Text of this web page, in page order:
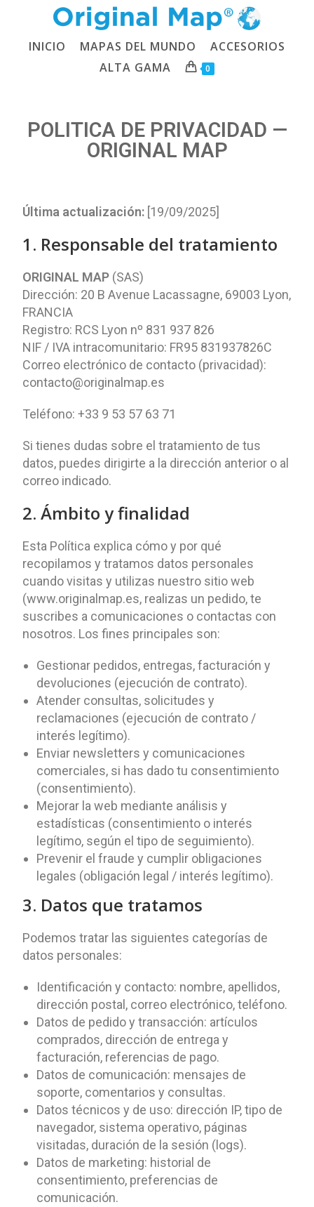
INICIO MAPAS DEL MUNDO
ACCESORIOS
ALTA GAMA
0
POLITICA DE PRIVACIDAD —
ORIGINAL MAP
Última actualización: [19/09/2025]
1. Responsable del tratamiento
ORIGINAL MAP (SAS)
Dirección: 20 B Avenue Lacassagne, 69003 Lyon,
FRANCIA
Registro: RCS Lyon nº 831 937 826
NIF / IVA intracomunitario: FR95 831937826C
Correo electrónico de contacto (privacidad):
contacto@originalmap.es
Teléfono: +33 9 53 57 63 71
Si tienes dudas sobre el tratamiento de tus
datos, puedes dirigirte a la dirección anterior o al
correo indicado.
2. Ámbito y finalidad
Esta Política explica cómo y por qué
recopilamos y tratamos datos personales
cuando visitas y utilizas nuestro sitio web
(www.originalmap.es, realizas un pedido, te
suscribes a comunicaciones o contactas con
nosotros. Los fines principales son:
Gestionar pedidos, entregas, facturación y
devoluciones (ejecución de contrato).
Atender consultas, solicitudes y
reclamaciones (ejecución de contrato /
interés legítimo).
Enviar newsletters y comunicaciones
comerciales, si has dado tu consentimiento
(consentimiento).
Mejorar la web mediante análisis y
estadísticas (consentimiento o interés
legítimo, según el tipo de seguimiento).
Prevenir el fraude y cumplir obligaciones
legales (obligación legal / interés legítimo).
3. Datos que tratamos
Podemos tratar las siguientes categorías de
datos personales:
Identificación y contacto: nombre, apellidos,
dirección postal, correo electrónico, teléfono.
Datos de pedido y transacción: artículos
comprados, dirección de entrega y
facturación, referencias de pago.
Datos de comunicación: mensajes de
soporte, comentarios y consultas.
Datos técnicos y de uso: dirección IP, tipo de
navegador, sistema operativo, páginas
visitadas, duración de la sesión (logs).
Datos de marketing: historial de
consentimiento, preferencias de
comunicación.